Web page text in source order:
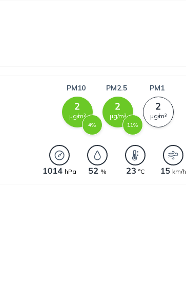
PM10
µg/m³
%
PM2.5
µg/m³
%
PM1
µg/m³
hPa % °C km/h